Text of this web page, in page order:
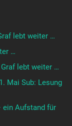
lebt weiter …
…
lebt weiter …
Mai Sub: Lesung
ein Aufstand für